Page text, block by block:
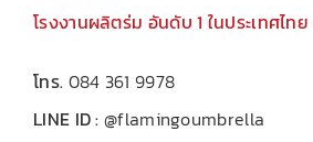
โรงงานผลิตร่ม อันดับ 1 ในประเทศไทย
โทร. 084 361 9978
LINE ID : @flamingoumbrella